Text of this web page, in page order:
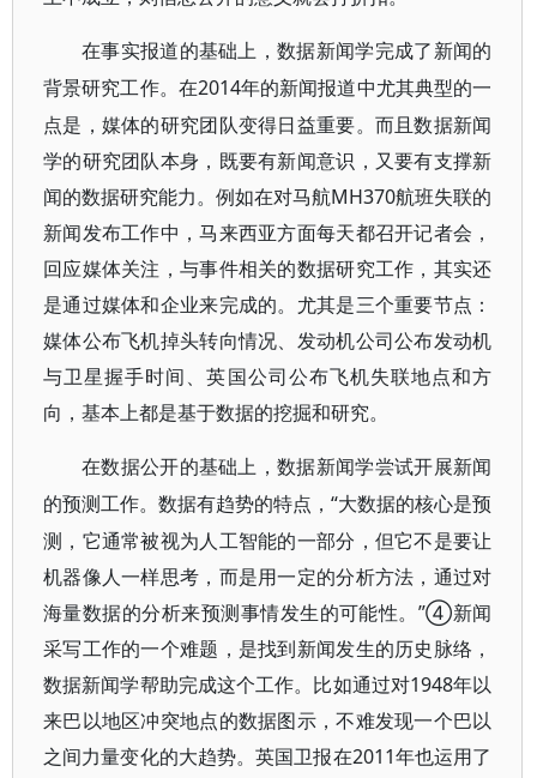
在事实报道的基础上，数据新闻学完成了新闻的
背景研究工作。在2014年的新闻报道中尤其典型的一
点是，媒体的研究团队变得日益重要。而且数据新闻
学的研究团队本身，既要有新闻意识，又要有支撑新
闻的数据研究能力。例如在对马航MH370航班失联的
新闻发布工作中，马来西亚方面每天都召开记者会，
回应媒体关注，与事件相关的数据研究工作，其实还
是通过媒体和企业来完成的。尤其是三个重要节点：
媒体公布飞机掉头转向情况、发动机公司公布发动机
与卫星握手时间、英国公司公布飞机失联地点和方
向，基本上都是基于数据的挖掘和研究。
在数据公开的基础上，数据新闻学尝试开展新闻
的预测工作。数据有趋势的特点，“大数据的核心是预
测，它通常被视为人工智能的一部分，但它不是要让
机器像人一样思考，而是用一定的分析方法，通过对
海量数据的分析来预测事情发生的可能性。”④新闻
采写工作的一个难题，是找到新闻发生的历史脉络，
数据新闻学帮助完成这个工作。比如通过对1948年以
来巴以地区冲突地点的数据图示，不难发现一个巴以
之间力量变化的大趋势。英国卫报在2011年也运用了